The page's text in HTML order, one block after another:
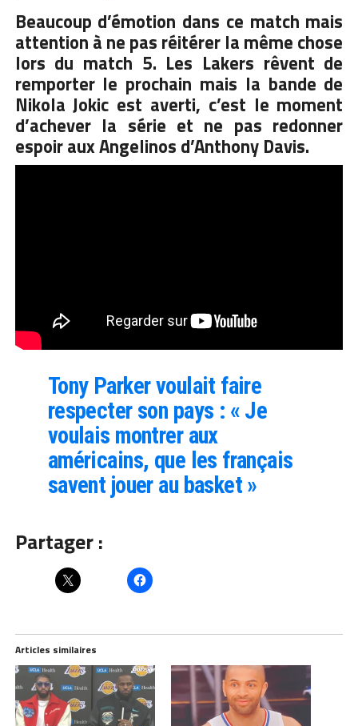
Beaucoup d’émotion dans ce match mais
attention à ne pas réitérer la même chose
lors du match 5. Les Lakers rêvent de
remporter le prochain mais la bande de
Nikola Jokic est averti, c’est le moment
d’achever la série et ne pas redonner
espoir aux Angelinos d’Anthony Davis.
Tony Parker voulait faire
respecter son pays : « Je
voulais montrer aux
américains, que les français
savent jouer au basket »
Partager :
Articles similaires